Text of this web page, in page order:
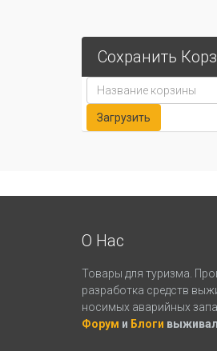
Сохранить
О Нас
Товары для туризма.
разработка средств
носимых аварийных
Форум и Блоги